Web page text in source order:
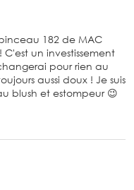
182 de MAC
un investissement
pour rien au
aussi doux ! Je suis
blush et estompeur 😉